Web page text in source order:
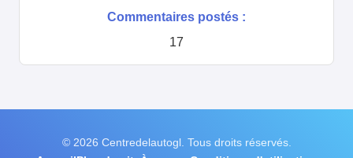
Commentaires postés :
17
© 2026 Centredelautogl. Tous droits réservés.